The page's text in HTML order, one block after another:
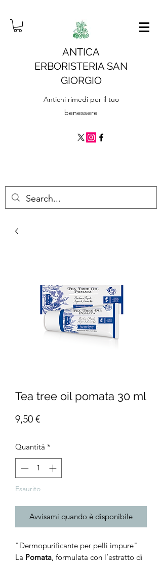
ANTICA
ERBORISTERIA SAN
GIORGIO
Antichi rimedi per il tuo
benessere
Tea tree oil pomata 30 ml
9,50 €Prezzo
Quantità *
Esaurito
Avvisami quando è disponibile
"Dermopurificante per pelli impure"
La Pomata , formulata con l’estratto di